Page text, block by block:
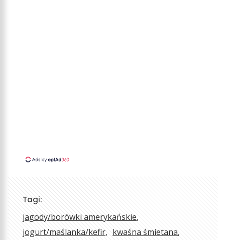
Tagi:
jagody/borówki amerykańskie
jogurt/maślanka/kefir
kwaśna śmietana